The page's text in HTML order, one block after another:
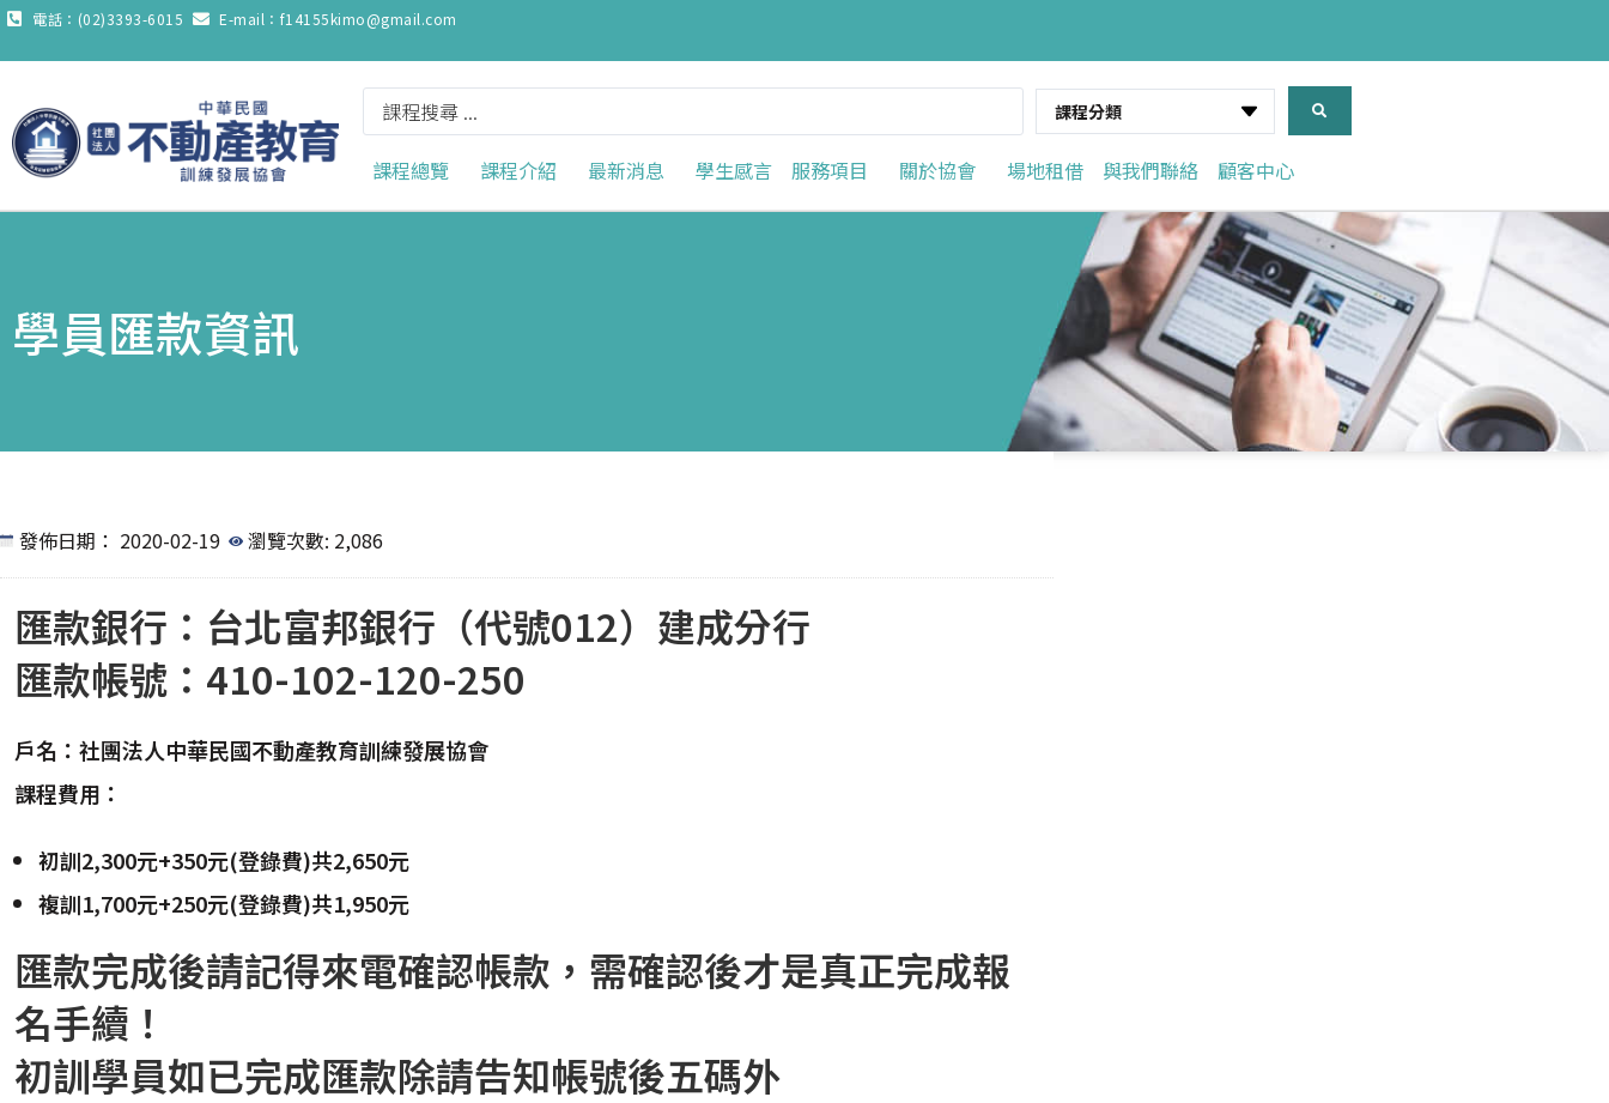
電話：(02)3393-6015 E-mail：f14155kimo@gmail.com
課程分類
課程總覽 課程介紹 最新消息 學生感言 服務項目 關於協會 場地租借 與我們聯絡 顧客中心
學員匯款資訊
發佈日期： 2020-02-19 瀏覽次數: 2,086
匯款銀行：台北富邦銀行（代號012）建成分行
匯款帳號：410-102-120-250
戶名：社團法人中華民國不動產教育訓練發展協會
課程費用：
初訓2,300元+350元(登錄費)共2,650元
複訓1,700元+250元(登錄費)共1,950元
匯款完成後請記得來電確認帳款，需確認後才是真正完成報
名手續！
初訓學員如已完成匯款除請告知帳號後五碼外